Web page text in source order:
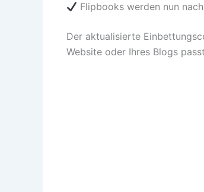
Flipbooks werden nun
Der aktualisierte
Website oder Ihres Blogs